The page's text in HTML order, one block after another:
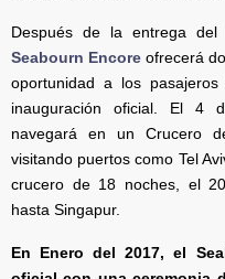
Después de la entrega
Seabourn Encore ofrecerá
oportunidad a los
inauguración oficial. El 4
navegará en un Crucero
visitando puertos como Tel
crucero de 18 noches, el
hasta Singapur.
En Enero del 2017, el